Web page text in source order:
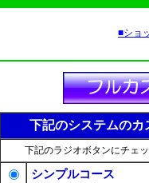
■ショ
下記のシステムのカ
下記のラジオボタンにチェ
シンプルコース